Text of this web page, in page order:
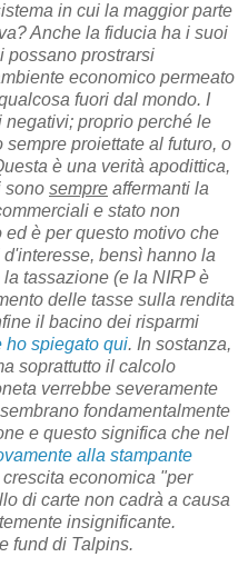
in cui la maggior parte
Anche la fiducia ha i suoi
possano prostrarsi
economico permeato
fuori dal mondo. I
proprio perché le
proiettate al futuro, o
è una verità apodittica,
sono sempre affermanti la
e stato non
è per questo motivo che
bensì hanno la
tassazione (e la NIRP è
delle tasse sulla rendita
il bacino dei risparmi
ho spiegato qui. In sostanza,
soprattutto il calcolo
verrebbe severamente
fondamentalmente
e questo significa che nel
alla stampante
economica "per
di carte non cadrà a causa
insignificante.
fund di Talpins.